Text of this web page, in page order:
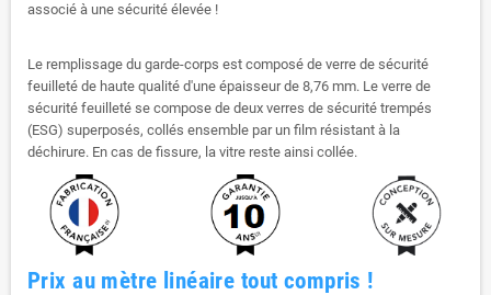
associé à une sécurité élevée !
Le remplissage du garde-corps est composé de verre de sécurité
feuilleté de haute qualité d'une épaisseur de 8,76 mm. Le verre de
sécurité feuilleté se compose de deux verres de sécurité trempés
(ESG) superposés, collés ensemble par un film résistant à la
déchirure. En cas de fissure, la vitre reste ainsi collée.
Prix au mètre linéaire tout compris !